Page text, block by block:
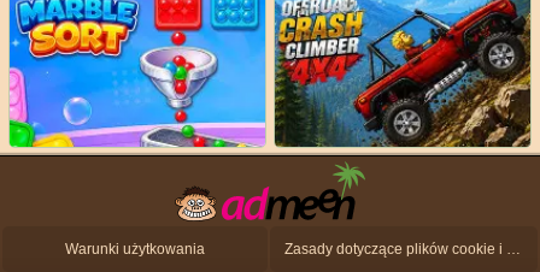
Warunki użytkowania Zasady dotyczące plików cookie i ochrony danych osobowych